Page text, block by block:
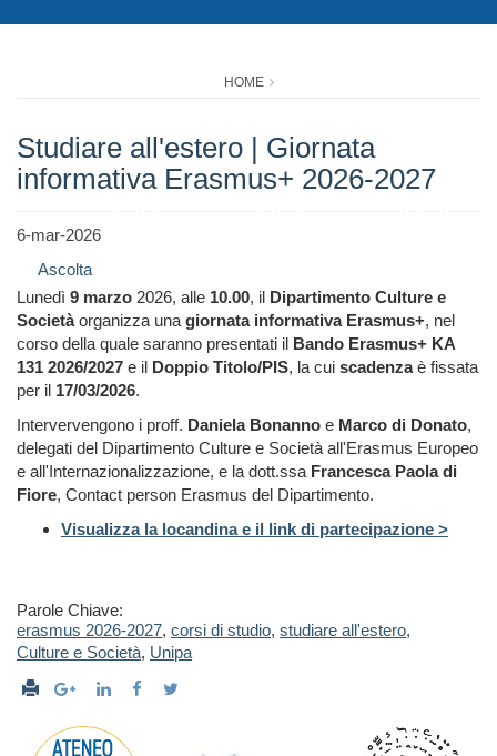
HOME
Studiare all'estero | Giornata
informativa Erasmus+ 2026-2027
6-mar-2026
Ascolta
Lunedì 9 marzo 2026, alle 10.00, il Dipartimento Culture e
Societàorganizza unagiornata informativa Erasmus+, nel
corso della quale saranno presentati il Bando Erasmus+ KA
131 2026/2027 e il Doppio Titolo/PIS, la cui scadenzaè fissata
per il 17/03/2026.
Intervervengono i proff. Daniela Bonanno e Marco di Donato,
delegati del Dipartimento Culture e Società all'Erasmus Europeo
e all'Internazionalizzazione, e la dott.ssaFrancesca Paola di
Fiore, Contact person Erasmus del Dipartimento.
Visualizza la locandina e il link di partecipazione >
Parole Chiave:
erasmus 2026-2027, corsi di studio, studiare all'estero,
Culture e Società, Unipa